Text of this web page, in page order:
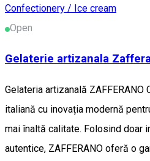
Confectionery / Ice cream
Open
Gelaterie artizanala
Gelateria artizanală ZAFFERANO
italiană cu inovația modernă
mai înaltă calitate. Folosind doar
autentice, ZAFFERANO oferă o